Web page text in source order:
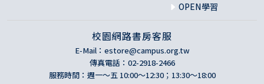
OPEN學習
校園網路書房客服
E-Mail： estore@campus.org.tw
傳真電話：02-2918-2466
服務時間：週一～五 10:00～12:30；13:30～18:00